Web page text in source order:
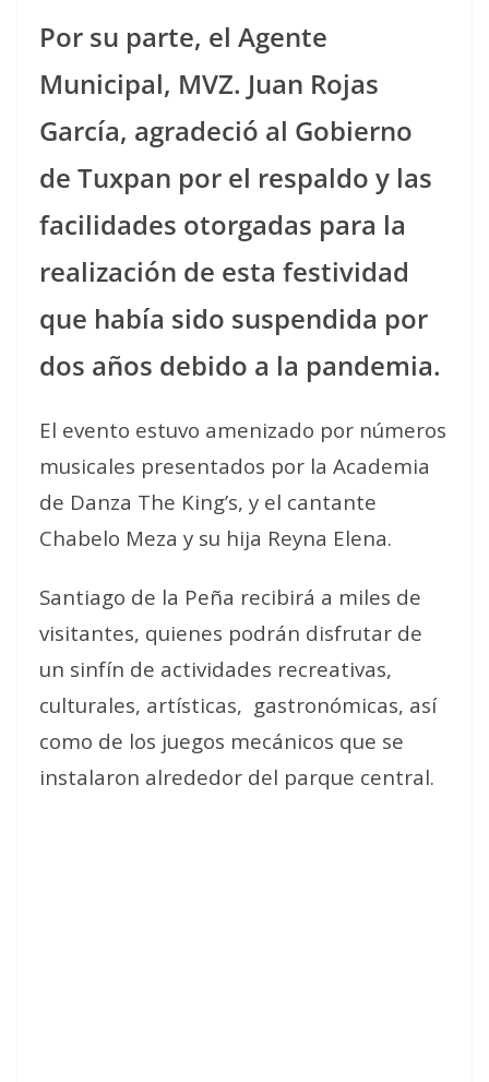
Por su parte, el Agente
Municipal, MVZ. Juan Rojas
García, agradeció al Gobierno
de Tuxpan por el respaldo y las
facilidades otorgadas para la
realización de esta festividad
que había sido suspendida por
dos años debido a la pandemia.
El evento estuvo amenizado por números
musicales presentados por la Academia
de Danza The King’s, y el cantante
Chabelo Meza y su hija Reyna Elena.
Santiago de la Peña recibirá a miles de
visitantes, quienes podrán disfrutar de
un sinfín de actividades recreativas,
culturales, artísticas, gastronómicas, así
como de los juegos mecánicos que se
instalaron alrededor del parque central.